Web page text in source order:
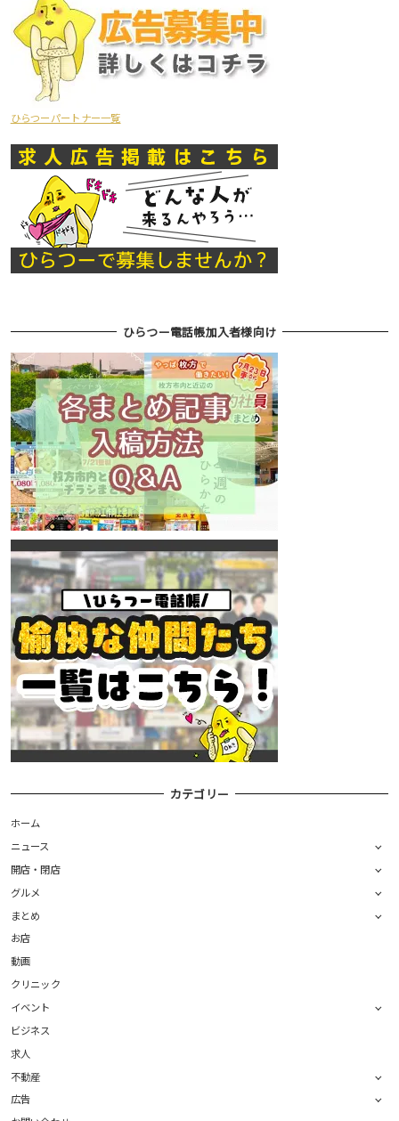
ひらつーパートナー一覧
ひらつー電話帳加入者様向け
カテゴリー
ホーム
ニュース
開店・閉店
グルメ
まとめ
お店
動画
クリニック
イベント
ビジネス
求人
不動産
広告